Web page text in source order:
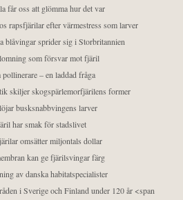
får oss att glömma hur det var
rapsfjärilar efter värmestress som larver
blåvingar sprider sig i Storbritannien
som försvar mot fjäril
– en laddad fråga
skiljer skogspärlemorfjärilens former
busksnabbvingens larver
har smak för stadslivet
omsätter miljontals dollar
kan ge fjärilsvingar färg
av danska habitatspecialister
i Sverige och Finland under 120 år <span